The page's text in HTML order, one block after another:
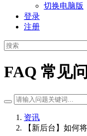
切换电脑版
登录
注册
FAQ 常见
资讯
【新后台】如何